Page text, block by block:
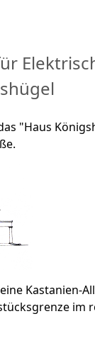
"Haus
Kastanien-
im